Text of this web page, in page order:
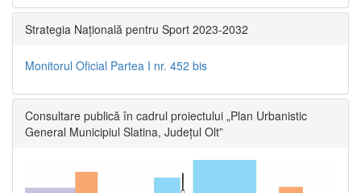
Strategia Națională pentru Sport 2023-2032
Monitorul Oficial Partea I nr. 452 bis
Consultare publică în cadrul proiectului „Plan Urbanistic
General Municipiul Slatina, Județul Olt”